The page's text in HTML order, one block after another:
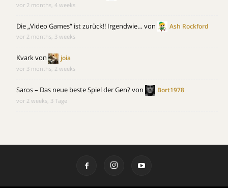
vor 2 months, 4 weeks
Die „Video Games“ ist zurück!! Irgendwie… von Ash Rockford
vor 2 months, 3 weeks
Kvarkvon joia
vor 3 months, 2 weeks
Saros – Das neue beste Spiel der Gen?von Bort1978
vor 2 weeks, 3 Tage